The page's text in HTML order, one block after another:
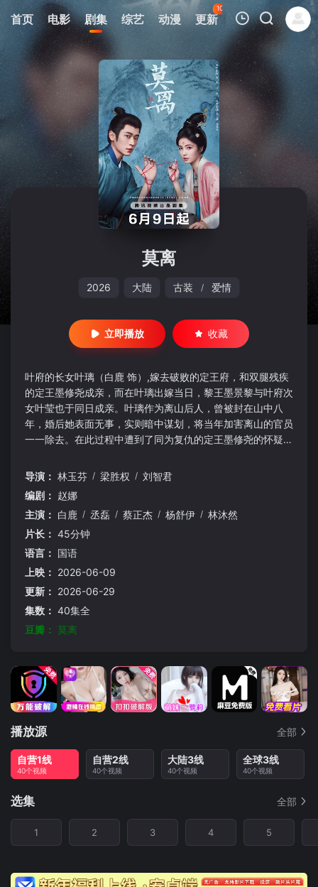
首页 电影 剧集 综艺 动漫 更新
104
热榜 APP
我的观影记录
暂无观看影片的记录
莫离
2026 大陆 古装 / 爱情
立即播放 收藏
叶府的长女叶璃（白鹿 饰）,嫁去破败的定王府，和双腿残疾
的定王墨修尧成亲，而在叶璃出嫁当日，黎王墨景黎与叶府次
女叶莹也于同日成亲。叶璃作为离山后人，曾被封在山中八
年，婚后她表面无事，实则暗中谋划，将当年加害离山的官员
一一除去。在此过程中遭到了同为复仇的定王墨修尧的怀疑，
璃青梅竹马的黎王墨景黎，顶着“戏曲王爷”不堪的名头，却在
掌权，粉碎了穆阳侯、黎王的接连阴谋，还天下一片海晏河
清。
导演： 林玉芬 / 梁胜权 / 刘智君
编剧： 赵娜
主演： 白鹿 / 丞磊 / 蔡正杰 / 杨舒伊 / 林沐然
片长： 45分钟
语言： 国语
上映： 2026-06-09
更新： 2026-06-29
集数： 40集全
豆瓣： 莫离
播放源 全部
自营1线
40个视频
自营2线
40个视频
大陆3线
40个视频
全球3线
40个视频
选集 全部
1 2 3 4 5